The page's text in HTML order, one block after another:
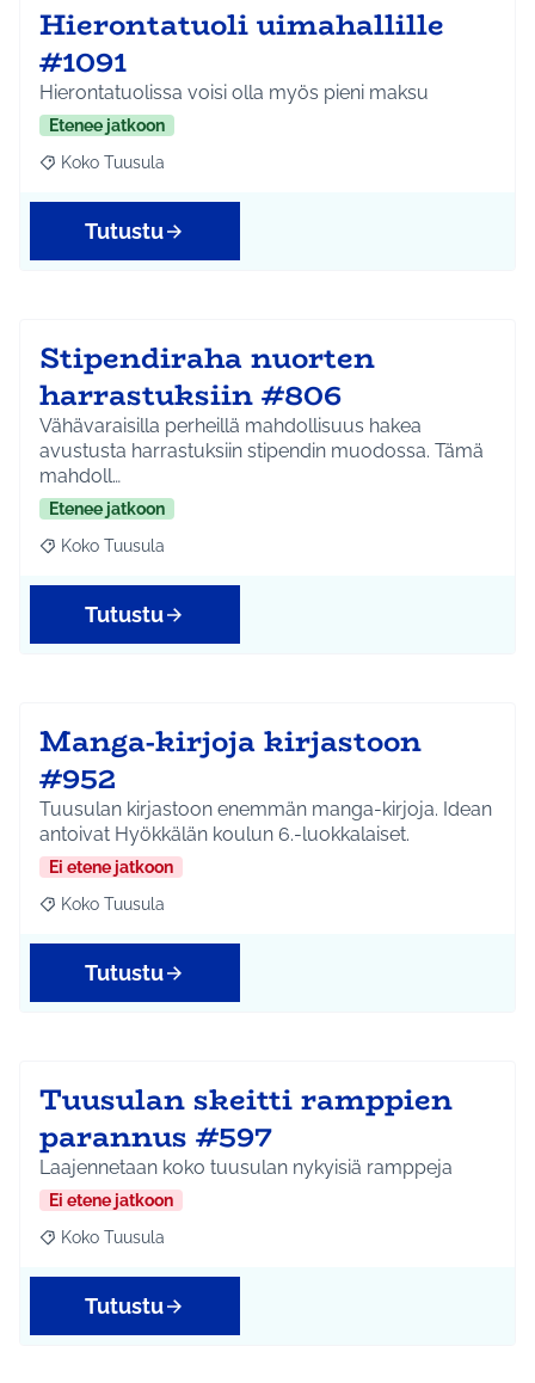
Hierontatuoli uimahallille
#1091
Hierontatuolissa voisi olla myös pieni maksu
Etenee jatkoon
Rajaa tulokset aihepiirin mukaan: Koko Tuusula
Koko Tuusula
Tutustu
Stipendiraha nuorten
harrastuksiin #806
Vähävaraisilla perheillä mahdollisuus hakea
avustusta harrastuksiin stipendin muodossa. Tämä
mahdoll…
Etenee jatkoon
Rajaa tulokset aihepiirin mukaan: Koko Tuusula
Koko Tuusula
Tutustu
Manga-kirjoja kirjastoon
#952
Tuusulan kirjastoon enemmän manga-kirjoja. Idean
antoivat Hyökkälän koulun 6.-luokkalaiset.
Ei etene jatkoon
Rajaa tulokset aihepiirin mukaan: Koko Tuusula
Koko Tuusula
Tutustu
Tuusulan skeitti ramppien
parannus #597
Laajennetaan koko tuusulan nykyisiä ramppeja
Ei etene jatkoon
Rajaa tulokset aihepiirin mukaan: Koko Tuusula
Koko Tuusula
Tutustu